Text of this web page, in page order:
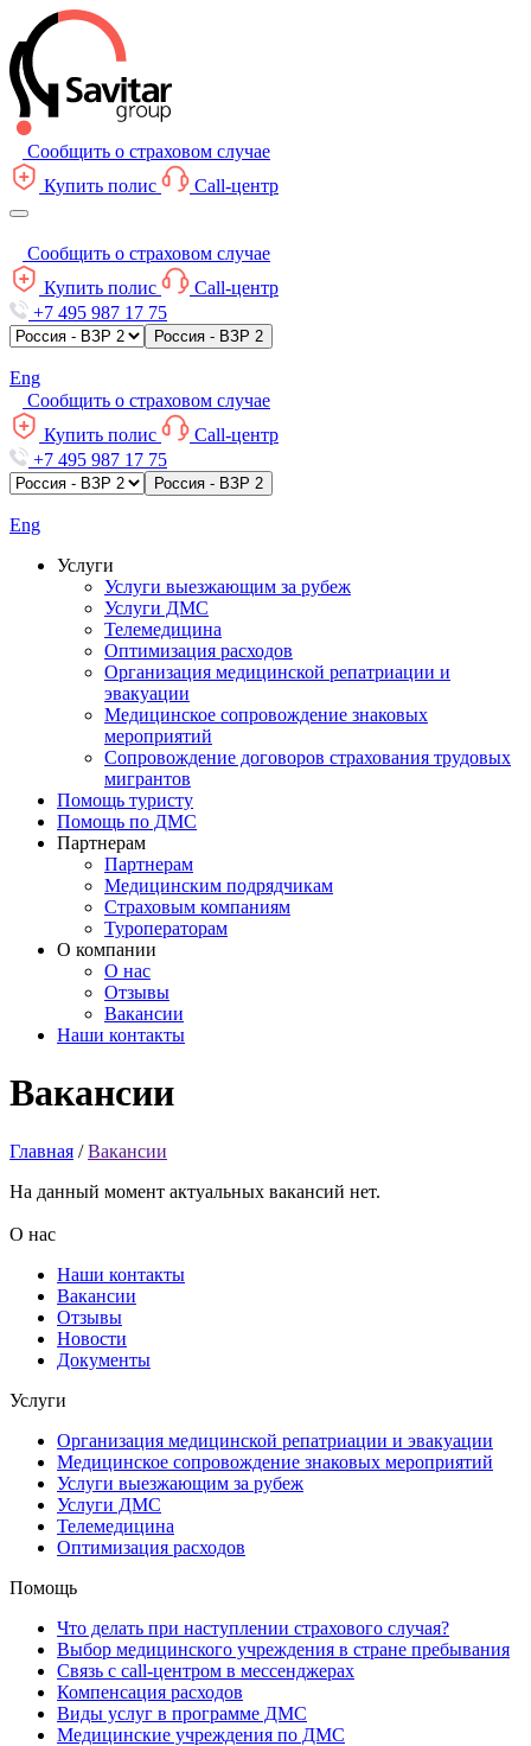
Сообщить о страховом случае
Купить полис
Call-центр
Сообщить о страховом случае
Купить полис
Call-центр
+7 495 987 17 75
Россия - ВЗР 2
Eng
Сообщить о страховом случае
Купить полис
Call-центр
+7 495 987 17 75
Россия - ВЗР 2
Eng
Услуги
Услуги выезжающим за рубеж
Услуги ДМС
Телемедицина
Оптимизация расходов
Организация медицинской репатриации и
эвакуации
Медицинское сопровождение знаковых
мероприятий
Сопровождение договоров страхования трудовых
мигрантов
Помощь туристу
Помощь по ДМС
Партнерам
Партнерам
Медицинским подрядчикам
Страховым компаниям
Туроператорам
О компании
О нас
Отзывы
Вакансии
Наши контакты
Вакансии
Главная /Вакансии
На данный момент актуальных вакансий нет.
О нас
Наши контакты
Вакансии
Отзывы
Новости
Документы
Услуги
Организация медицинской репатриации и эвакуации
Медицинское сопровождение знаковых мероприятий
Услуги выезжающим за рубеж
Услуги ДМС
Телемедицина
Оптимизация расходов
Помощь
Что делать при наступлении страхового случая?
Выбор медицинского учреждения в стране пребывания
Связь с сall-центром в мессенджерах
Компенсация расходов
Виды услуг в программе ДМС
Медицинские учреждения по ДМС